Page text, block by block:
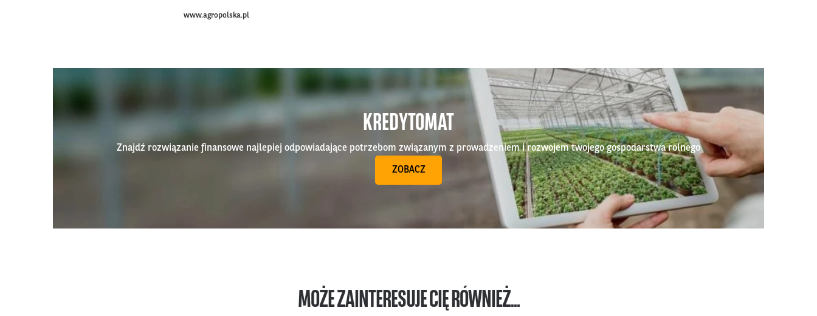
www.agropolska.pl
KREDYTOMAT
Znajdź rozwiązanie finansowe najlepiej odpowiadające potrzebom związanym z prowadzeniem i rozwojem twojego gospodarstwa rolnego
ZOBACZ
MOŻE ZAINTERESUJE CIĘ RÓWNIEŻ...